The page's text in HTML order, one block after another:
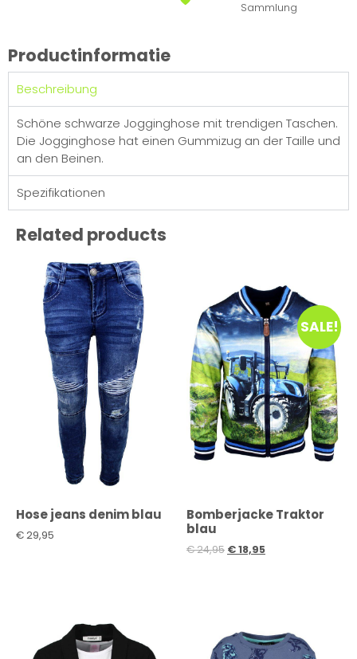
Sammlung
Productinformatie
Beschreibung
Schöne schwarze Jogginghose mit trendigen Taschen.
Die Jogginghose hat einen Gummizug an der Taille und
an den Beinen.
Spezifikationen
Related products
Hose jeans denim blau
€29,95
SALE!
Bomberjacke Traktor
blau
€24,95 €18,95